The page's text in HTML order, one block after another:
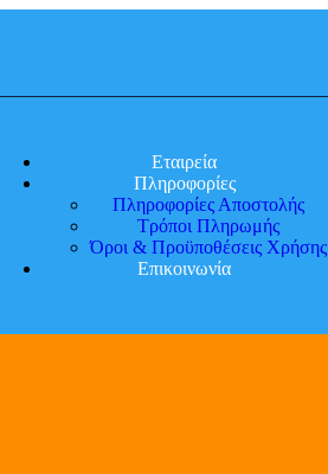
Εταιρεία
Πληροφορίες
Πληροφορίες Αποστολής
Τρόποι Πληρωμής
Όροι & Προϋποθέσεις Χρήσης
Επικοινωνία